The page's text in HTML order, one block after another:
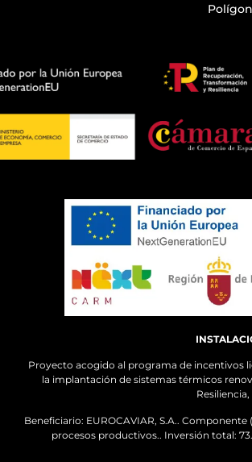
Proyecto acogido al programa de incentivos
la implantación de sistemas térmicos
Beneficiario: EUROCAVIAR, S.A..
procesos productivos.. Inversión total: